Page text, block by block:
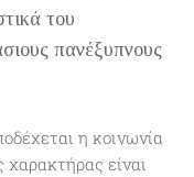
του
πανέξυπνους
η κοινωνία
χαρακτήρας είναι